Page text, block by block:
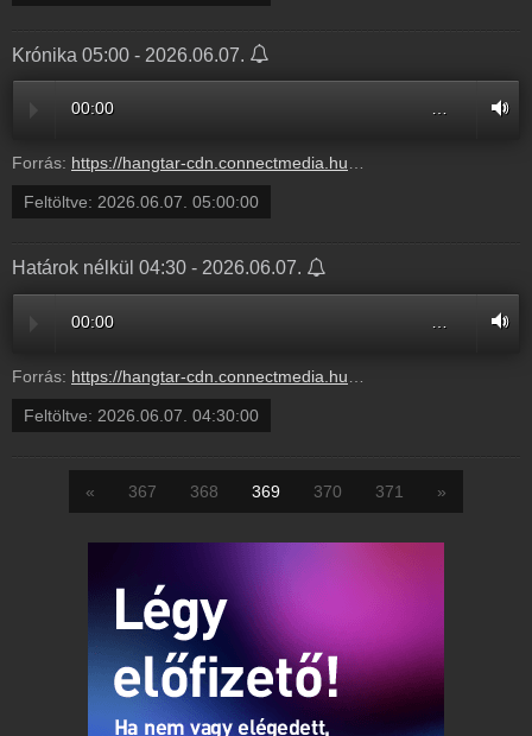
Krónika 05:00 - 2026.06.07.
00:00 …
Forrás: https://hangtar-cdn.connectmedia.hu/20260607050000/20260607050600/mr1.mp3
Feltöltve: 2026.06.07. 05:00:00
Határok nélkül 04:30 - 2026.06.07.
00:00
Forrás: https://hangtar-cdn.connectmedia.hu/20260607043000/20260607050000/mr1.mp3
Feltöltve: 2026.06.07. 04:30:00
« 367 368 369 370 371 »